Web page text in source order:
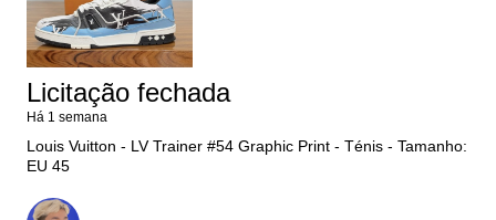
Licitação fechada
Há 1 semana
Louis Vuitton - LV Trainer #54 Graphic Print - Ténis - Tamanho:
EU 45